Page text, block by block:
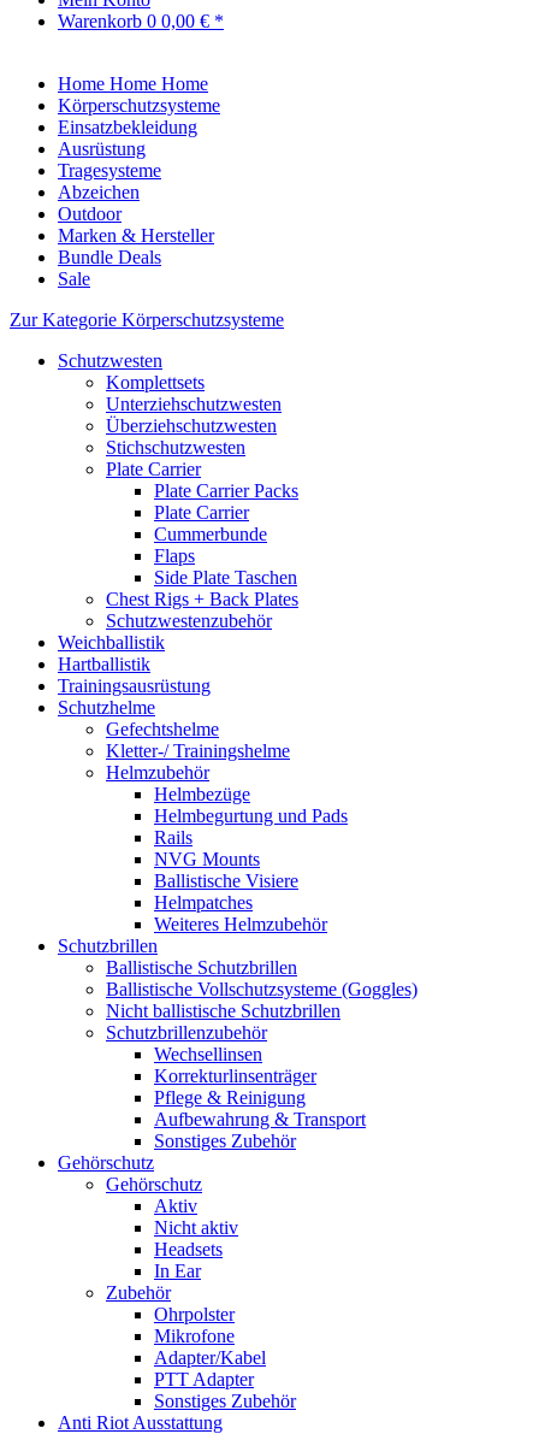
Warenkorb 0 0,00 € *
Home Home Home
Körperschutzsysteme
Einsatzbekleidung
Ausrüstung
Tragesysteme
Abzeichen
Outdoor
Marken & Hersteller
Bundle Deals
Sale
Zur Kategorie Körperschutzsysteme
Schutzwesten
Komplettsets
Unterziehschutzwesten
Überziehschutzwesten
Stichschutzwesten
Plate Carrier
Plate Carrier Packs
Plate Carrier
Cummerbunde
Flaps
Side Plate Taschen
Chest Rigs + Back Plates
Schutzwestenzubehör
Weichballistik
Hartballistik
Trainingsausrüstung
Schutzhelme
Gefechtshelme
Kletter-/ Trainingshelme
Helmzubehör
Helmbezüge
Helmbegurtung und Pads
Rails
NVG Mounts
Ballistische Visiere
Helmpatches
Weiteres Helmzubehör
Schutzbrillen
Ballistische Schutzbrillen
Ballistische Vollschutzsysteme (Goggles)
Nicht ballistische Schutzbrillen
Schutzbrillenzubehör
Wechsellinsen
Korrekturlinsenträger
Pflege & Reinigung
Aufbewahrung & Transport
Sonstiges Zubehör
Gehörschutz
Gehörschutz
Aktiv
Nicht aktiv
Headsets
In Ear
Zubehör
Ohrpolster
Mikrofone
Adapter/Kabel
PTT Adapter
Sonstiges Zubehör
Anti Riot Ausstattung